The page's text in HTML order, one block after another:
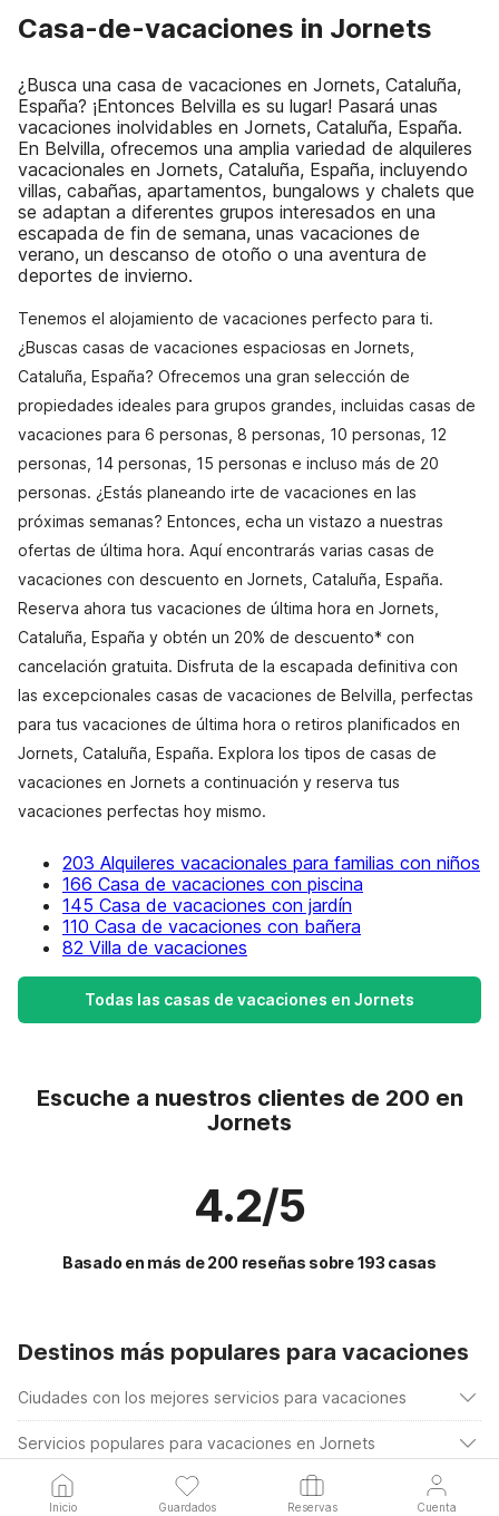
Casa-de-vacaciones in Jornets
¿Busca una casa de vacaciones en Jornets, Cataluña,
España? ¡Entonces Belvilla es su lugar! Pasará unas
vacaciones inolvidables en Jornets, Cataluña, España.
En Belvilla, ofrecemos una amplia variedad de alquileres
vacacionales en Jornets, Cataluña, España, incluyendo
villas, cabañas, apartamentos, bungalows y chalets que
se adaptan a diferentes grupos interesados en una
escapada de fin de semana, unas vacaciones de
verano, un descanso de otoño o una aventura de
deportes de invierno.
Tenemos el alojamiento de vacaciones perfecto para ti.
¿Buscas casas de vacaciones espaciosas en Jornets,
Cataluña, España? Ofrecemos una gran selección de
propiedades ideales para grupos grandes, incluidas casas de
vacaciones para 6 personas, 8 personas, 10 personas, 12
personas, 14 personas, 15 personas e incluso más de 20
personas. ¿Estás planeando irte de vacaciones en las
próximas semanas? Entonces, echa un vistazo a nuestras
ofertas de última hora. Aquí encontrarás varias casas de
vacaciones con descuento en Jornets, Cataluña, España.
Reserva ahora tus vacaciones de última hora en Jornets,
Cataluña, España y obtén un 20% de descuento* con
cancelación gratuita. Disfruta de la escapada definitiva con
las excepcionales casas de vacaciones de Belvilla, perfectas
para tus vacaciones de última hora o retiros planificados en
Jornets, Cataluña, España. Explora los tipos de casas de
vacaciones en Jornets a continuación y reserva tus
vacaciones perfectas hoy mismo.
203 Alquileres vacacionales para familias con niños
166 Casa de vacaciones con piscina
145 Casa de vacaciones con jardín
110 Casa de vacaciones con bañera
82 Villa de vacaciones
Todas las casas de vacaciones en Jornets
Escuche a nuestros clientes de 200 en
Jornets
4.2/5
Basado en más de 200 reseñas sobre 193 casas
Destinos más populares para vacaciones
Ciudades con los mejores servicios para vacaciones
Alquileres vacacionales para familias con niños jornets
Alquileres vacacionales para familias con niños san-lorenzo-de-
Servicios populares para vacaciones en Jornets
Alquileres vacacionales para familias con niños
Casa de vacaciones con piscina
Ciudades populares para vacaciones en Cataluna
Inicio Guardados Reservas Cuenta